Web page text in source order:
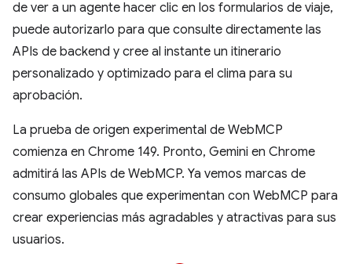
de ver a un agente hacer clic en los formularios de viaje,
puede autorizarlo para que consulte directamente las
APIs de backend y cree al instante un itinerario
personalizado y optimizado para el clima para su
aprobación.
La prueba de origen experimental de WebMCP
comienza en Chrome 149. Pronto, Gemini en Chrome
admitirá las APIs de WebMCP. Ya vemos marcas de
consumo globales que experimentan con WebMCP para
crear experiencias más agradables y atractivas para sus
usuarios.